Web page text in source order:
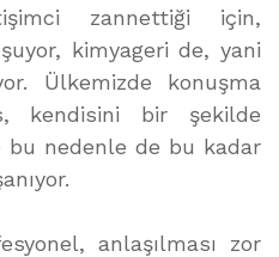
zannettiği için,
kimyageri de, yani
Ülkemizde konuşma
kendisini bir şekilde
bu nedenle de bu kadar
anlaşılması zor